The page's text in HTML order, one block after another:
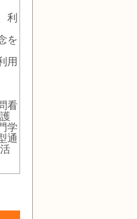
利
を
用
看
学
通